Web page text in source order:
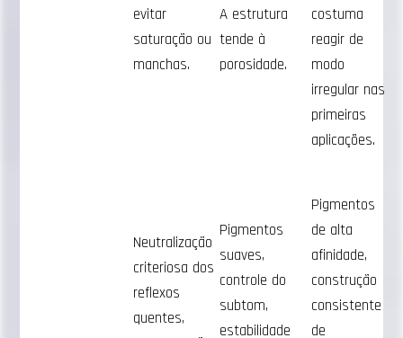
evitar
saturação ou
manchas.
A estrutura
tende à
porosidade.
costuma
reagir de
modo
irregular nas
primeiras
aplicações.
Neutralização
criteriosa dos
reflexos
quentes,
Pigmentos
suaves,
controle do
subtom,
estabilidade
Pigmentos
de alta
afinidade,
construção
consistente
de